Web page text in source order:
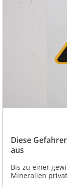
Diese
aus
Bis zu einer
Mineralien